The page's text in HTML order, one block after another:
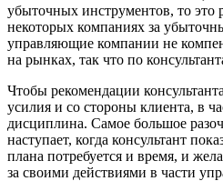
убыточных инструментов, то
некоторых компаниях за
управляющие компании не
на рынках, так что по
Чтобы рекомендации
усилия и со стороны клиента, в
дисциплина. Самое большое
наступает, когда консультант
плана потребуется и время, и
за своими действиями в части